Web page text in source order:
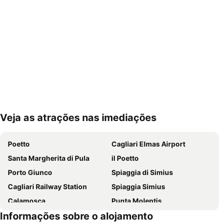
Ampliar mapa
Veja as atrações nas imediações
Poetto
Cagliari Elmas Airport
Santa Margherita di Pula
il Poetto
Porto Giunco
Spiaggia di Simius
Cagliari Railway Station
Spiaggia Simius
Calamosca
Punta Molentis
Poetto
Cala Caterina
Informações sobre o alojamento